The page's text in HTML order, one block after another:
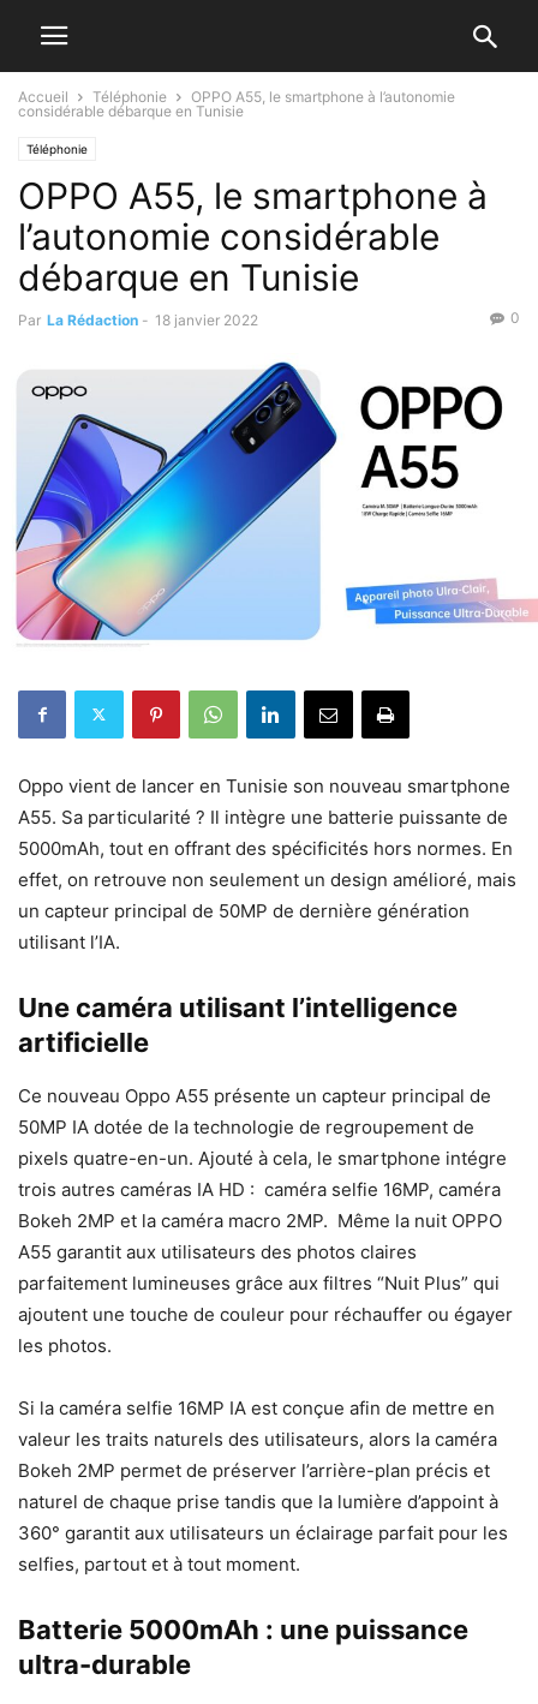
Accueil Téléphonie
OPPO A55, le smartphone à l’autonomie
considérable débarque en Tunisie
Téléphonie
OPPO A55, le smartphone à
l’autonomie considérable
débarque en Tunisie
Par La Rédaction - 18 janvier 2022 0
Oppo vient de lancer en Tunisie son nouveau smartphone
A55. Sa particularité ? Il intègre une batterie puissante de
5000mAh, tout en offrant des spécificités hors normes. En
effet, on retrouve non seulement un design amélioré, mais
un capteur principal de 50MP de dernière génération
utilisant l’IA.
Une caméra utilisant l’intelligence
artificielle
Ce nouveau Oppo A55 présente un capteur principal de
50MP IA dotée de la technologie de regroupement de
pixels quatre-en-un. Ajouté à cela, le smartphone intégre
trois autres caméras IA HD : caméra selfie 16MP, caméra
Bokeh 2MP et la caméra macro 2MP. Même la nuit OPPO
A55 garantit aux utilisateurs des photos claires
parfaitement lumineuses grâce aux filtres “Nuit Plus” qui
ajoutent une touche de couleur pour réchauffer ou égayer
les photos.
Si la caméra selfie 16MP IA est conçue afin de mettre en
valeur les traits naturels des utilisateurs, alors la caméra
Bokeh 2MP permet de préserver l’arrière-plan précis et
naturel de chaque prise tandis que la lumière d’appoint à
360° garantit aux utilisateurs un éclairage parfait pour les
selfies, partout et à tout moment.
Batterie 5000mAh : une puissance
ultra-durable